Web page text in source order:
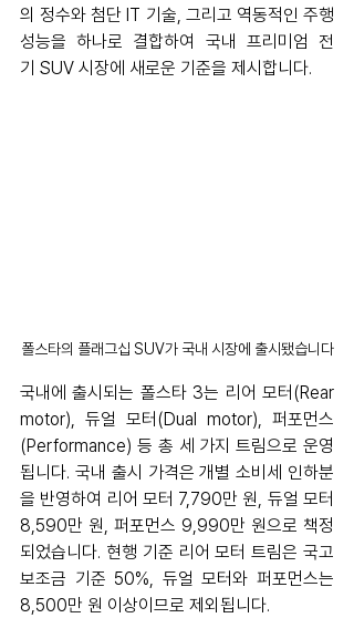
의 정수와 첨단 IT 기술, 그리고 역동적인 주행
성능을 하나로 결합하여 국내 프리미엄 전
기 SUV 시장에 새로운 기준을 제시합니다.
폴스타의 플래그십 SUV가 국내 시장에 출시됐습니다
국내에 출시되는 폴스타 3는 리어 모터(Rear
motor), 듀얼 모터(Dual motor), 퍼포먼스
(Performance) 등 총 세 가지 트림으로 운영
됩니다. 국내 출시 가격은 개별 소비세 인하분
을 반영하여 리어 모터 7,790만 원, 듀얼 모터
8,590만 원, 퍼포먼스 9,990만 원으로 책정
되었습니다. 현행 기준 리어 모터 트림은 국고
보조금 기준 50%, 듀얼 모터와 퍼포먼스는
8,500만 원 이상이므로 제외됩니다.